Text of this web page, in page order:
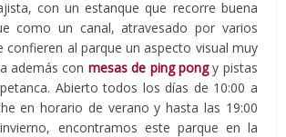
con un estanque que recorre buena
como un canal, atravesado por varios
confieren al parque un aspecto visual muy
además con mesas de ping pongy pistas
Abierto todos los días de 10:00 a
en horario de verano y hasta las 19:00
encontramos este parque en la